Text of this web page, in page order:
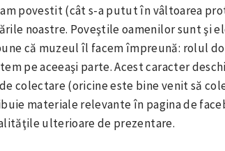
povestit (cât s-a putut în vâltoarea
noastre. Poveştile oamenilor sunt şi
că muzeul îl facem împreună: rolul
pe aceeaşi parte. Acest caracter
colectare (oricine este bine venit să
materiale relevante în pagina de
ulterioare de prezentare.